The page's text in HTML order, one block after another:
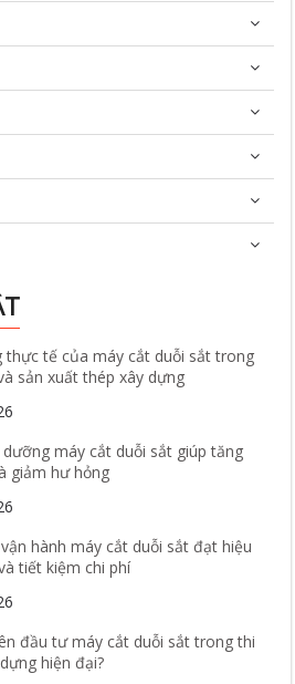
thực tế của máy cắt duỗi sắt trong
sản xuất thép xây dựng
dưỡng máy cắt duỗi sắt giúp tăng
giảm hư hỏng
hành máy cắt duỗi sắt đạt hiệu
tiết kiệm chi phí
đầu tư máy cắt duỗi sắt trong thi
hiện đại?